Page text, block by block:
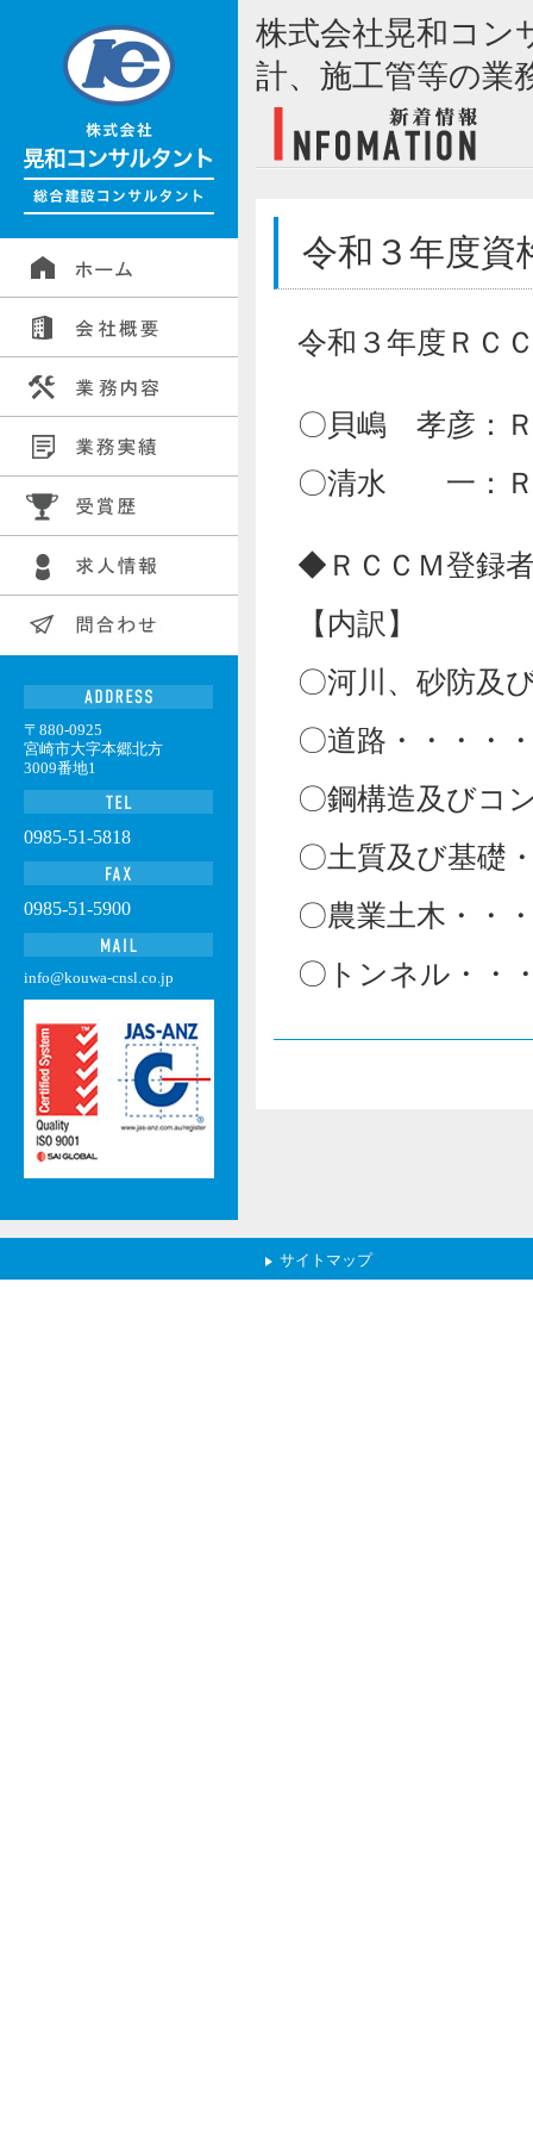
株式会社晃和コン
計、施工管等の業
令和３年度資
令和３年度ＲＣ
〇貝嶋 孝彦：
〇清水 一：Ｒ
◆ＲＣＣＭ登録
【内訳】
〇河川、砂防及
〇道路・・・・
〇鋼構造及びコ
〇土質及び基礎
〇農業土木・・
〇トンネル・・
〒880-0925
宮崎市大字本郷北方
3009番地1
0985-51-5818
0985-51-5900
info@kouwa-cnsl.co.jp
サイトマップ